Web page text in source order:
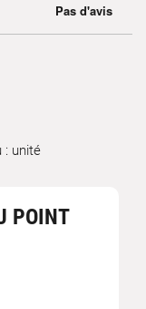
: unité
POINT